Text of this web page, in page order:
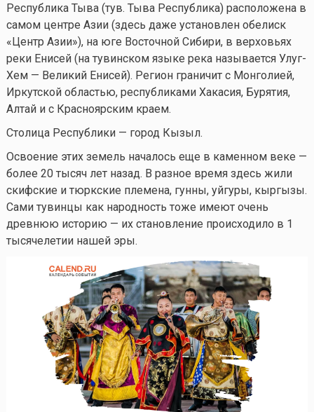
Республика Тыва (тув. Тыва Республика) расположена в
самом центре Азии (здесь даже установлен обелиск
«Центр Азии»), на юге Восточной Сибири, в верховьях
реки Енисей (на тувинском языке река называется Улуг-
Хем — Великий Енисей). Регион граничит с Монголией,
Иркутской областью, республиками Хакасия, Бурятия,
Алтай и с Красноярским краем.
Столица Республики — город Кызыл.
Освоение этих земель началось еще в каменном веке —
более 20 тысяч лет назад. В разное время здесь жили
скифские и тюркские племена, гунны, уйгуры, кыргызы.
Сами тувинцы как народность тоже имеют очень
древнюю историю — их становление происходило в 1
тысячелетии нашей эры.